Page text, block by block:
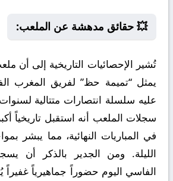
💥 حقائق مدهشة عن الملعب:
تُشير الإحصائيات التاريخية إلى أن
يمثل “تميمة حظ” لفريق المغرب
عليه سلسلة انتصارات متتالية
سجلات الملعب أنه استقبل تاريخياً
في المباريات النهائية، مما يبشر
الليلة. ومن الجدير بالذكر أن
الفاسي اليوم حضوراً جماهيرياً غفيراً